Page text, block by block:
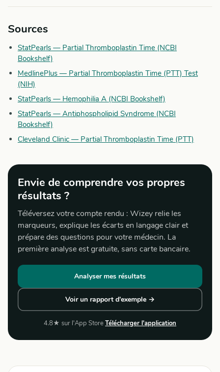
Sources
StatPearls — Partial Thromboplastin Time (NCBI
Bookshelf)
MedlinePlus — Partial Thromboplastin Time (PTT) Test
(NIH)
StatPearls — Hemophilia A (NCBI Bookshelf)
StatPearls — Antiphospholipid Syndrome (NCBI
Bookshelf)
Cleveland Clinic — Partial Thromboplastin Time (PTT)
Envie de comprendre vos propres
résultats ?
Téléversez votre compte rendu : Wizey relie les
marqueurs, explique les écarts en langage clair et
prépare des questions pour votre médecin. La
première analyse est gratuite, sans carte bancaire.
Analyser mes résultats
Voir un rapport d'exemple →
4.8★ sur l'App StoreTélécharger l'application